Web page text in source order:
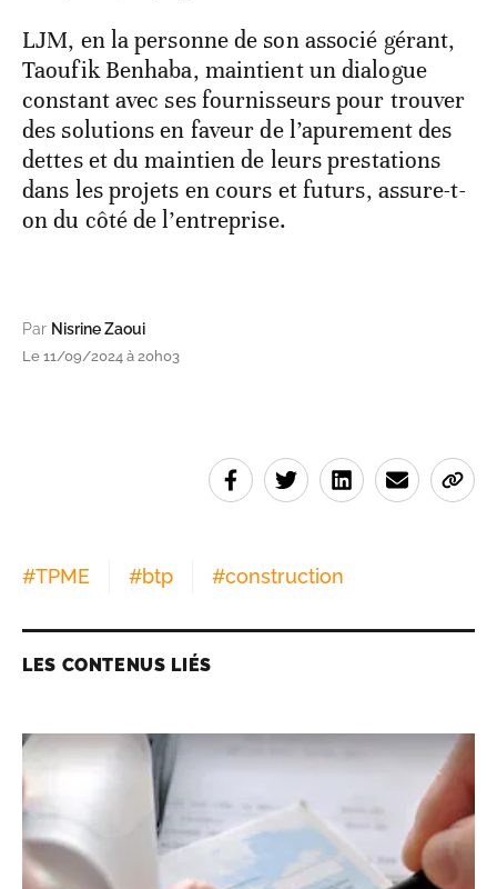
LJM, en la personne de son associé gérant,
Taoufik Benhaba, maintient un dialogue
constant avec ses fournisseurs pour trouver
des solutions en faveur de l’apurement des
dettes et du maintien de leurs prestations
dans les projets en cours et futurs, assure-t-
on du côté de l’entreprise.
Par Nisrine Zaoui
Le 11/09/2024 à 20h03
#TPME #btp #construction
LES CONTENUS LIÉS